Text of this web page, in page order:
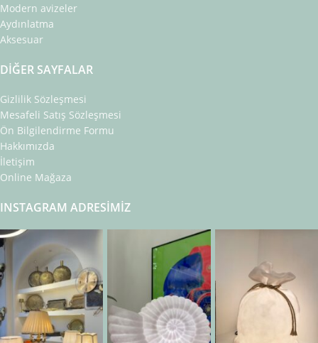
Modern avizeler
Aydınlatma
Aksesuar
DIĞER SAYFALAR
Gizlilik Sözleşmesi
Mesafeli Satış Sözleşmesi
Ön Bilgilendirme Formu
Hakkımızda
İletişim
Online Mağaza
INSTAGRAM ADRESIMIZ